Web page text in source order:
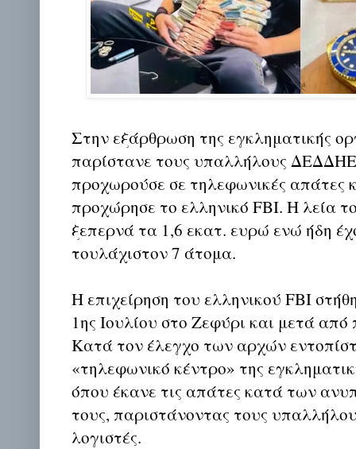
Στην εξάρθρωση της εγκληματικής
παρίστανε τους υπαλλήλους ΔΕΔΔΗΕ
προχωρούσε σε τηλεφωνικές απάτες
προχώρησε το ελληνικό FBI. Η λεία
ξεπερνά τα 1,6 εκατ. ευρώ ενώ ήδη
τουλάχιστον 7 άτομα.
Η επιχείρηση του ελληνικού FBI
1ης Ιουλίου στο Ζεφύρι και μετά
Κατά τον έλεγχο των αρχών
«τηλεφωνικό κέντρο» της
όπου έκανε τις απάτες κατά των
τους, παριστάνοντας τους
λογιστές.